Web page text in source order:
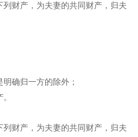
财产，为夫妻的共同财产，归夫
确归一方的除外；
财产，为夫妻的共同财产，归夫